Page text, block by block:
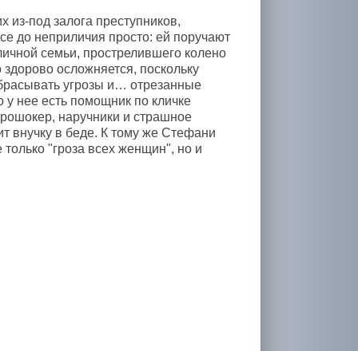
под залога преступников,
до неприличия просто: ей поручают
семьи, прострелившего колено
осложняется, поскольку
угрозы и… отрезанные
у нее есть помощник по кличке
наручники и страшное
внучку в беде. К тому же Стефани
"гроза всех женщин", но и